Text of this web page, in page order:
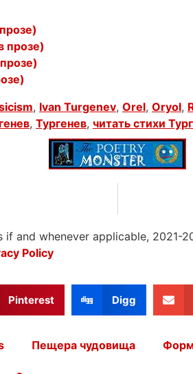
прозе)
, Ivan Turgenev, Orel, Oryol,
, Тургенев, читать стихи
and whenever applicable, 2021-
Policy
Pinterest Digg
Пещера чудовища